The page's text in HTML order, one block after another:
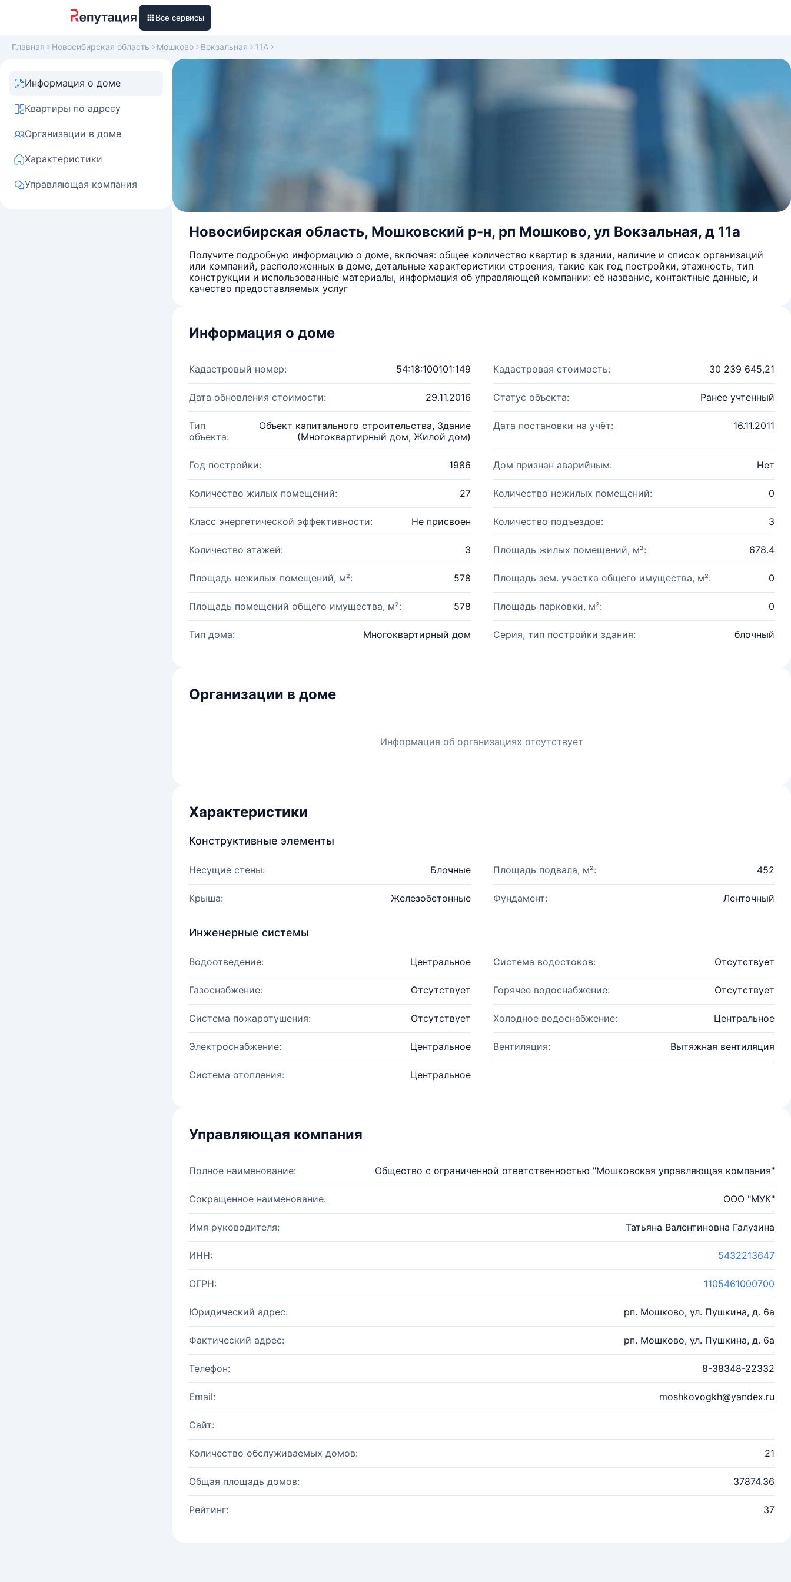
Все сервисы
Главная Новосибирская область Мошково Вокзальная 11А
Информация о доме
Квартиры по адресу
Организации в доме
Характеристики
Управляющая компания
Новосибирская область, Мошковский р-н, рп Мошково, ул Вокзальная, д 11а
Получите подробную информацию о доме, включая: общее количество квартир в здании, наличие и список организаций
или компаний, расположенных в доме, детальные характеристики строения, такие как год постройки, этажность, тип
конструкции и использованные материалы, информация об управляющей компании: её название, контактные данные, и
качество предоставляемых услуг
Информация о доме
Кадастровый номер: 54:18:100101:149 Кадастровая стоимость: 30 239 645,21
Дата обновления стоимости: 29.11.2016 Статус объекта: Ранее учтенный
Тип
объекта:
Объект капитального строительства, Здание
(Многоквартирный дом, Жилой дом)
Дата постановки на учёт: 16.11.2011
Год постройки: 1986 Дом признан аварийным: Нет
Количество жилых помещений: 27 Количество нежилых помещений: 0
Класс энергетической эффективности: Не присвоен Количество подъездов: 3
Количество этажей: 3 Площадь жилых помещений, м²: 678.4
Площадь нежилых помещений, м²: 578 Площадь зем. участка общего имущества, м²: 0
Площадь помещений общего имущества, м²: 578 Площадь парковки, м²: 0
Тип дома: Многоквартирный дом Серия, тип постройки здания: блочный
Организации в доме
Информация об организациях отсутствует
Характеристики
Конструктивные элементы
Несущие стены: Блочные Площадь подвала, м²: 452
Крыша: Железобетонные Фундамент: Ленточный
Инженерные системы
Водоотведение: Центральное Система водостоков: Отсутствует
Газоснабжение: Отсутствует Горячее водоснабжение: Отсутствует
Система пожаротушения: Отсутствует Холодное водоснабжение: Центральное
Электроснабжение: Центральное Вентиляция: Вытяжная вентиляция
Система отопления: Центральное
Управляющая компания
Полное наименование: Общество с ограниченной ответственностью "Мошковская управляющая компания"
Сокращенное наименование: ООО "МУК"
Имя руководителя: Татьяна Валентиновна Галузина
ИНН: 5432213647
ОГРН: 1105461000700
Юридический адрес: рп. Мошково, ул. Пушкина, д. 6а
Фактический адрес: рп. Мошково, ул. Пушкина, д. 6а
Телефон: 8-38348-22332
Email: moshkovogkh@yandex.ru
Сайт:
Количество обслуживаемых домов: 21
Общая площадь домов: 37874.36
Рейтинг: 37